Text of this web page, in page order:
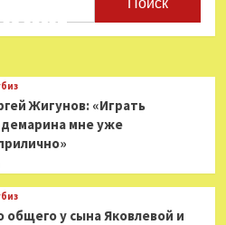
звезд
Жигунов: «Играть
мне уже
общего у сына Яковлевой и